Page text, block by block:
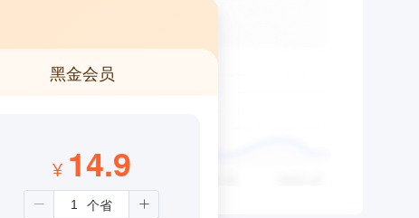
黑金会员
¥ 14.9